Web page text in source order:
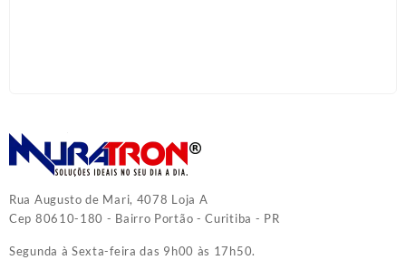
Rua Augusto de Mari, 4078 Loja A
Cep 80610-180 - Bairro Portão - Curitiba - PR
Segunda à Sexta-feira das 9h00 às 17h50.